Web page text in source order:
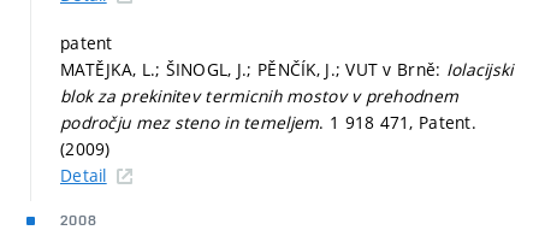
patent
MATĚJKA, L.; ŠINOGL, J.; PĚNČÍK, J.; VUT v Brně: Iolacijski
blok za prekinitev termicnih mostov v prehodnem
področju mez steno in temeljem. 1 918 471, Patent.
(2009)
Detail
2008